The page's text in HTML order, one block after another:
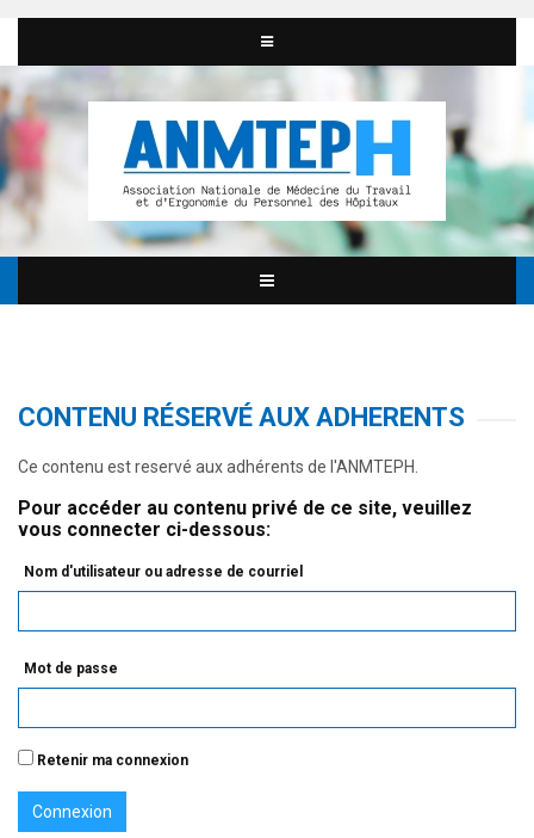
CONTENU RÉSERVÉ AUX ADHERENTS
Ce contenu est reservé aux adhérents de l'ANMTEPH.
Pour accéder au contenu privé de ce site, veuillez
vous connecter ci-dessous:
Nom d'utilisateur ou adresse de courriel
Mot de passe
Retenir ma connexion